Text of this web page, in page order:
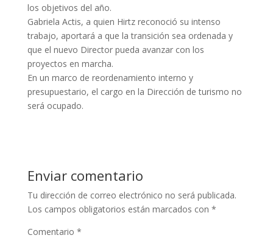
los objetivos del año.
Gabriela Actis, a quien Hirtz reconoció su intenso
trabajo, aportará a que la transición sea ordenada y
que el nuevo Director pueda avanzar con los
proyectos en marcha.
En un marco de reordenamiento interno y
presupuestario, el cargo en la Dirección de turismo no
será ocupado.
Enviar comentario
Tu dirección de correo electrónico no será publicada.
Los campos obligatorios están marcados con *
Comentario *